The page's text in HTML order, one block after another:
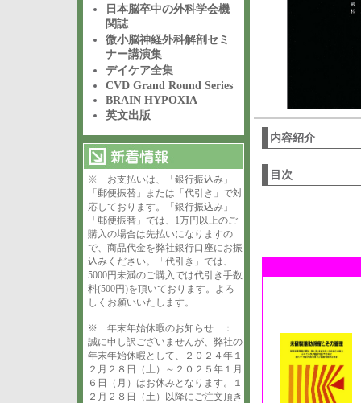
日本脳卒中の外科学会機
関誌
微小脳神経外科解剖セミ
ナー講演集
デイケア全集
CVD Grand Round Series
BRAIN HYPOXIA
英文出版
※ お支払いは、「銀行振込み」
「郵便振替」または「代引き」で対
応しております。「銀行振込み」
「郵便振替」では、1万円以上のご
購入の場合は先払いになりますの
で、商品代金を弊社銀行口座にお振
込みください。「代引き」では、
5000円未満のご購入では代引き手数
料(500円)を頂いております。よろ
しくお願いいたします。
※ 年末年始休暇のお知らせ ：
誠に申し訳ございませんが、弊社の
年末年始休暇として、２０２４年１
２月２８日（土）～２０２５年１月
６日（月）はお休みとなります。１
２月２８日（土）以降にご注文頂き
内容紹介
目次